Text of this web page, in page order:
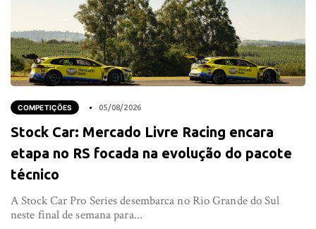
COMPETIÇÕES 05/08/2026
Stock Car: Mercado Livre Racing encara
etapa no RS focada na evolução do pacote
técnico
A Stock Car Pro Series desembarca no Rio Grande do Sul
neste final de semana para...